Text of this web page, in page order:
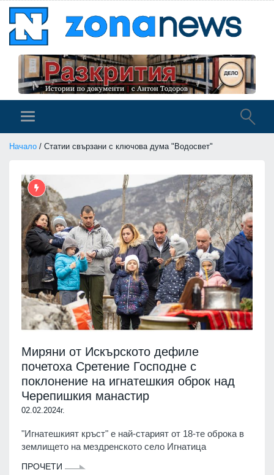
Начало / Статии свързани с ключова дума "Водосвет"
Миряни от Искърското дефиле
почетоха Сретение Господне с
поклонение на игнатешкия оброк над
Черепишкия манастир
02.02.2024г.
"Игнатешкият кръст" е най-старият от 18-те оброка в
землището на мездренското село Игнатица
ПРОЧЕТИ